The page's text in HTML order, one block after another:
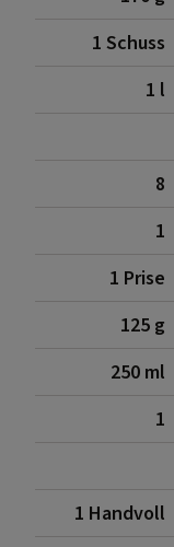
1 Schuss
1 l
8
1
1 Prise
125 g
250 ml
1
1 Handvoll